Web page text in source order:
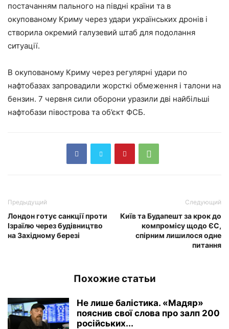
постачанням пального на півдні країни та в
окупованому Криму через удари українських дронів і
створила окремий галузевий штаб для подолання
ситуації.
В окупованому Криму через регулярні удари по
нафтобазах запровадили жорсткі обмеження і талони на
бензин. 7 червня сили оборони уразили дві найбільші
нафтобази півострова та об’єкт ФСБ.
Предыдущий
Лондон готує санкції проти
Ізраїлю через будівництво
на Західному березі
Следующий
Київ та Будапешт за крок до
компромісу щодо ЄС,
спірним лишилося одне
питання
Похожие статьи
Не лише балістика. «Мадяр»
пояснив свої слова про залп 200
російських...